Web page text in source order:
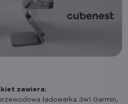
zawiera:
ładowarka 3w1 Garmin,